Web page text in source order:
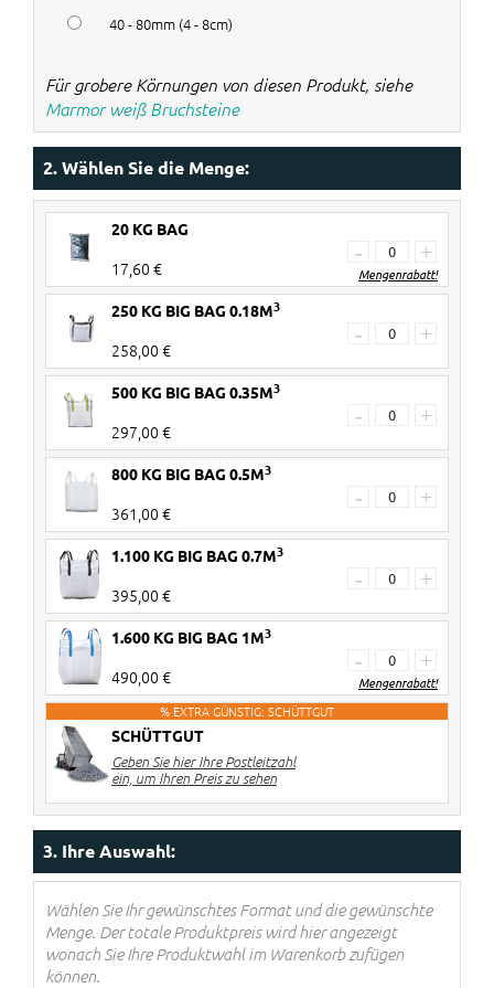
40 - 80mm (4 - 8cm)
Für grobere Körnungen von diesen Produkt, siehe
Marmor weiß Bruchsteine
2. Wählen Sie die Menge:
20 KG BAG
17,60 €
- +
Mengenrabatt!
€ 3 Rabatt pro 20KG Bag
60+ Stück
verrechnet!
250 KG BIG BAG 0.18M3
258,00 €
- +
500 KG BIG BAG 0.35M3
297,00 €
- +
800 KG BIG BAG 0.5M3
361,00 €
- +
1.100 KG BIG BAG 0.7M3
395,00 €
- +
1.600 KG BIG BAG 1M3
490,00 €
- +
Mengenrabatt!
2 Stück
3-4 Stück
€ 40 Rabatt pro Big Bag
5> Stück
€ 60 Rabatt pro Big Bag
Rabatte werden im Warenkorb
% EXTRA GÜNSTIG: SCHÜTTGUT
SCHÜTTGUT
Geben Sie hier Ihre Postleitzahl
ein, um Ihren Preis zu sehen
3. Ihre Auswahl:
Wählen Sie Ihr gewünschtes Format und die gewünschte
Menge. Der totale Produktpreis wird hier angezeigt
wonach Sie Ihre Produktwahl im Warenkorb zufügen
können.